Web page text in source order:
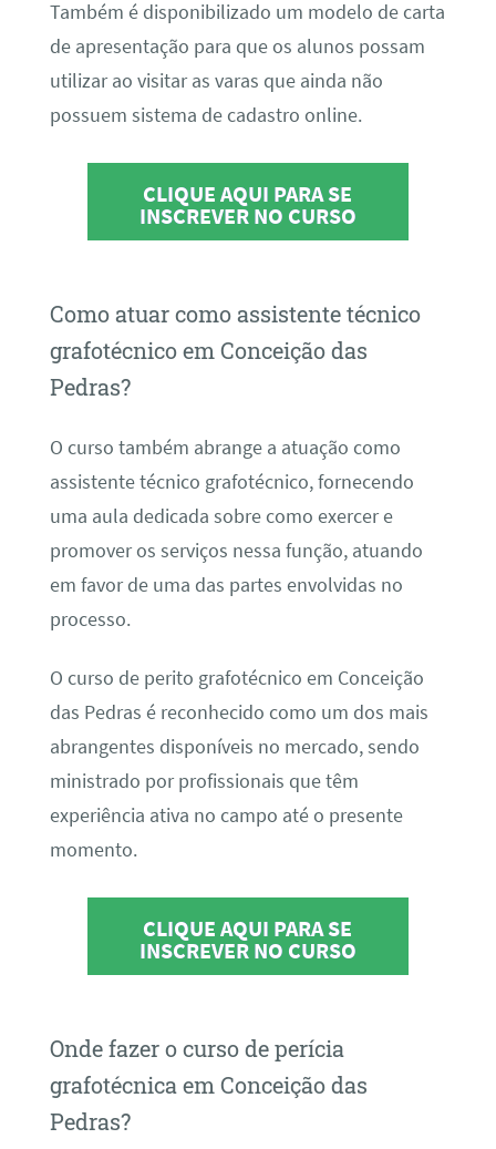
Também é disponibilizado um modelo de carta
de apresentação para que os alunos possam
utilizar ao visitar as varas que ainda não
possuem sistema de cadastro online.
CLIQUE AQUI PARA SE
INSCREVER NO CURSO
Como atuar como assistente técnico
grafotécnico em Conceição das
Pedras?
O curso também abrange a atuação como
assistente técnico grafotécnico, fornecendo
uma aula dedicada sobre como exercer e
promover os serviços nessa função, atuando
em favor de uma das partes envolvidas no
processo.
O curso de perito grafotécnico em Conceição
das Pedras é reconhecido como um dos mais
abrangentes disponíveis no mercado, sendo
ministrado por profissionais que têm
experiência ativa no campo até o presente
momento.
CLIQUE AQUI PARA SE
INSCREVER NO CURSO
Onde fazer o curso de perícia
grafotécnica em Conceição das
Pedras?